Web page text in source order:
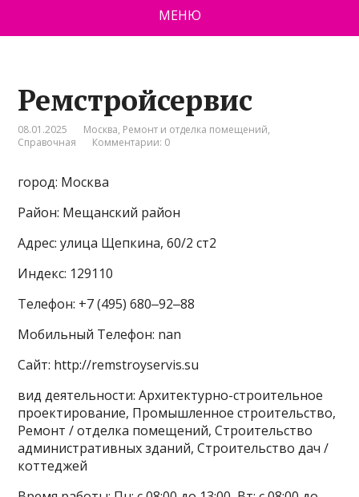
МЕНЮ
Ремстройсервис
08.01.2025 Москва, Ремонт и отделка помещений,
Справочная
Комментарии: 0
город: Москва
Район: Мещанский район
Адрес: улица Щепкина, 60/2 ст2
Индекс: 129110
Телефон: +7 (495) 680‒92‒88
Мобильный Телефон: nan
Сайт: http://remstroyservis.su
вид деятельности: Архитектурно-строительное
проектирование, Промышленное строительство,
Ремонт / отделка помещений, Строительство
административных зданий, Строительство дач /
коттеджей